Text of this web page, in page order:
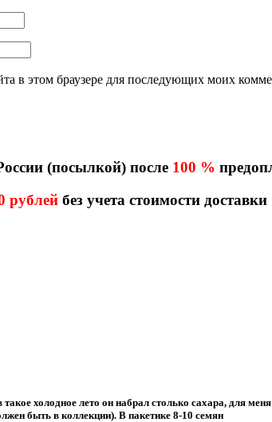
в этом браузере для последующих моих
(посылкой) после 100 %
рублей без учета стоимости доставки
холодное лето он набрал столько сахара, для
быть в коллекции). В пакетике 8-10 семян